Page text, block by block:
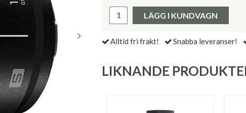
Pris:
LÄGG I KUNDVAGN
Alltid fri frakt! Snabba leveranser!
LIKNANDE